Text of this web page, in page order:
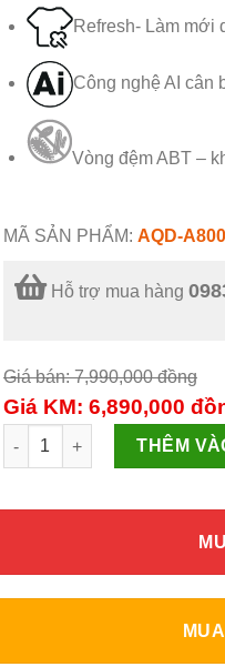
Refresh- Làm mới
Công nghệ AI cân
Vòng đệm ABT –
MÃ SẢN PHẨM: AQD-
Hỗ trợ mua hàng
Giá bán: 7,990,000đồng
Giá KM: 6,890,000
Máy giặt lồng ngang AQD-
THÊM